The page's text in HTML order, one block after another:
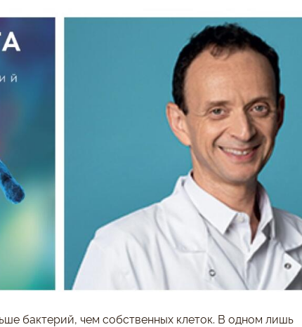
бактерий, чем собственных клеток. В одном лишь